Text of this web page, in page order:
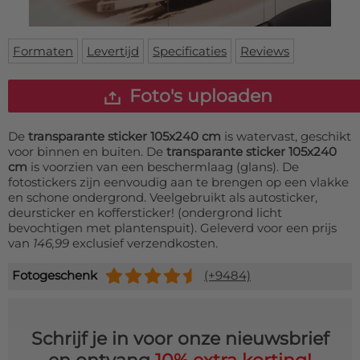
Vloermat
Skateboard deck
Inloggen
WhatsApp
Formaten Levertijd Specificaties Reviews
Foto's uploaden
De transparante sticker 105x240 cm is watervast, geschikt
voor binnen en buiten. De transparante sticker 105x240
cm is voorzien van een beschermlaag (glans). De
fotostickers zijn eenvoudig aan te brengen op een vlakke
en schone ondergrond. Veelgebruikt als autosticker,
deursticker en koffersticker! (ondergrond licht
bevochtigen met plantenspuit). Geleverd voor een prijs
van 146,99 exclusief verzendkosten.
Fotogeschenk (+9484)
Schrijf je in voor onze nieuwsbrief